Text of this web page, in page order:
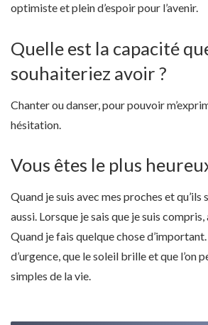
optimiste et plein d’espoir pour l’avenir.
Quelle est la capacité
souhaiteriez avoir ?
Chanter ou danser, pour pouvoir
hésitation.
Vous êtes le plus
Quand je suis avec mes proches et qu’ils
aussi. Lorsque je sais que je suis
Quand je fais quelque chose d’important.
d’urgence, que le soleil brille et que l’on
simples de la vie.